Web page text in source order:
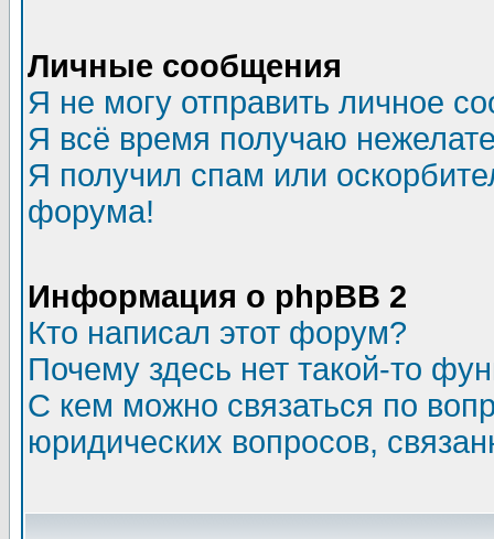
Личные сообщения
Я не могу отправить личное
Я всё время получаю
Я получил спам или
форума!
Информация о phpBB 2
Кто написал этот форум?
Почему здесь нет такой-то
С кем можно связаться по
юридических вопросов,